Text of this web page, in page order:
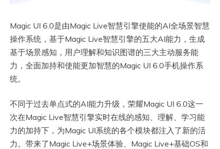
Magic UI 6.0是由Magic Live智慧引擎使能的AI全场景智慧
操作系统，基于Magic Live智慧引擎的五大AI能力，生成
基于场景感知，用户理解和知识图谱的三大主动服务能
力，全面加持和使能更加智慧的Magic UI 6.0手机操作系
统。
不同于过去单点式的AI能力升级，荣耀Magic UI 6.0这一
次在Magic Live智慧引擎实时在线的感知、理解、学习能
力的加持下，为Magic UI系统的各个模块都注入了新的活
力。带来了Magic Live+场景体验、Magic Live+基础OS和